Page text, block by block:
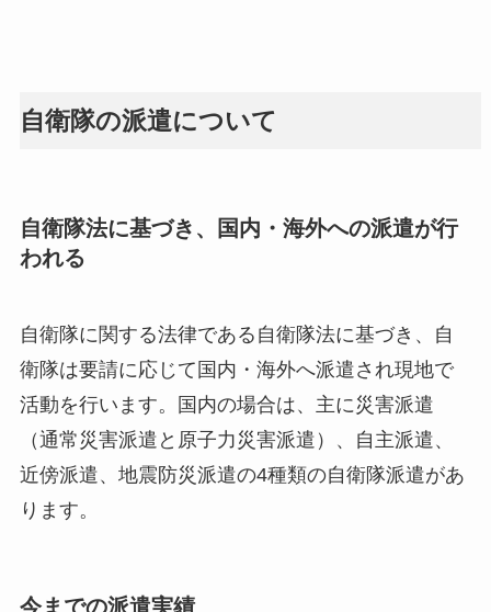
自衛隊の派遣について
自衛隊法に基づき、国内・海外への派遣が行
われる
自衛隊に関する法律である自衛隊法に基づき、自
衛隊は要請に応じて国内・海外へ派遣され現地で
活動を行います。国内の場合は、主に災害派遣
（通常災害派遣と原子力災害派遣）、自主派遣、
近傍派遣、地震防災派遣の4種類の自衛隊派遣があ
ります。
今までの派遣実績